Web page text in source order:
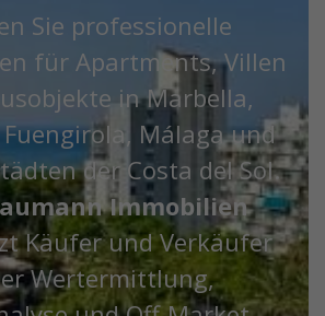
Sie professionelle
für Apartments, Villen
in Marbella,
Málaga und
der Costa del Sol.
Immobilien
Käufer und Verkäufer
Wertermittlung,